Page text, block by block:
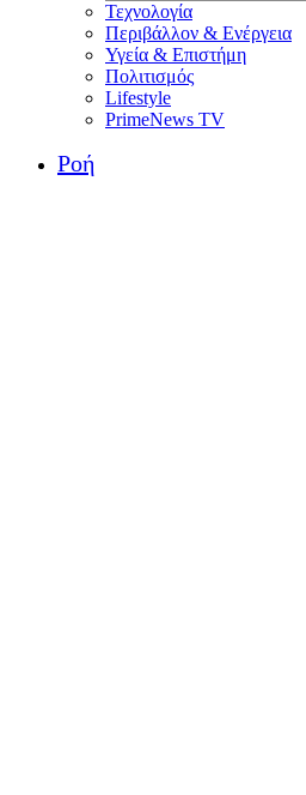
Τεχνολογία
Περιβάλλον & Ενέργεια
Υγεία & Επιστήμη
Πολιτισμός
Lifestyle
PrimeNews TV
Ροή